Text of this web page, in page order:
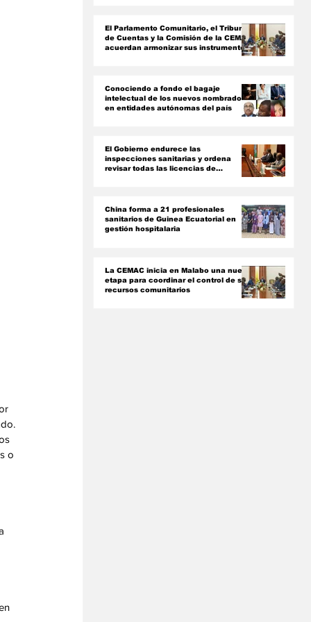
o
El Parlamento Comunitario, el Tribunal
de Cuentas y la Comisión de la CEMAC
acuerdan armonizar sus instrumentos
Conociendo a fondo el bagaje
intelectual de los nuevos nombrados
en entidades autónomas del país ‎
El Gobierno endurece las
inspecciones sanitarias y ordena
revisar todas las licencias de
China forma a 21 profesionales
sanitarios de Guinea Ecuatorial en
gestión hospitalaria
La CEMAC inicia en Malabo una nueva
etapa para coordinar el control de sus
recursos comunitarios